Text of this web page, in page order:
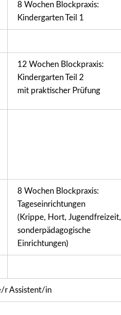
8 Wochen Blockpraxis:
Kindergarten Teil 1
12 Wochen Blockpraxis:
Kindergarten Teil 2
mit praktischer Prüfung
8 Wochen Blockpraxis:
Tageseinrichtungen
(Krippe, Hort, Jugendfreizeit,
sonderpädagogische
Einrichtungen)
r Assistent/in